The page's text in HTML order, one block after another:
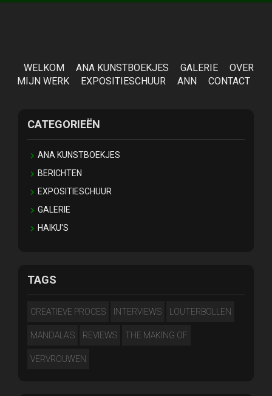
WELKOM ANA KUNSTBOEKJES GALERIE
OVER
MIJN WERK
EXPOSITIESCHUUR ANN CONTACT
CATEGORIEËN
ANA KUNSTBOEKJES
BERICHTEN
EXPOSITIESCHUUR
GALERIE
HAIKU'S
TAGS
CREATIEVE PROCES INTERVIEWS LOUTERBOLLEN
MANDALA'S REVIEWS THE MAKING OF
VERVROUWEN